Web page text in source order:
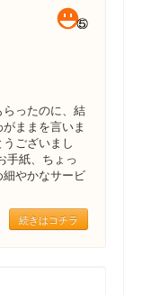
ったのに、結
ままを言いま
ございまし
手紙、ちょっ
やかなサービ
続きはコチラ